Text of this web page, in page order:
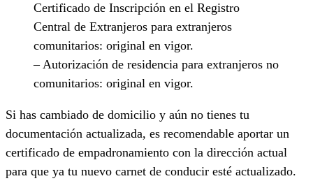
Certificado de Inscripción en el Registro
Central de Extranjeros para extranjeros
comunitarios: original en vigor.
– Autorización de residencia para extranjeros no
comunitarios: original en vigor.
Si has cambiado de domicilio y aún no tienes tu
documentación actualizada, es recomendable aportar un
certificado de empadronamiento con la dirección actual
para que ya tu nuevo carnet de conducir esté actualizado.